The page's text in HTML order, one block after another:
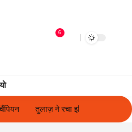
6
विश्वविद्यालय फिल्म अभिनेत्री